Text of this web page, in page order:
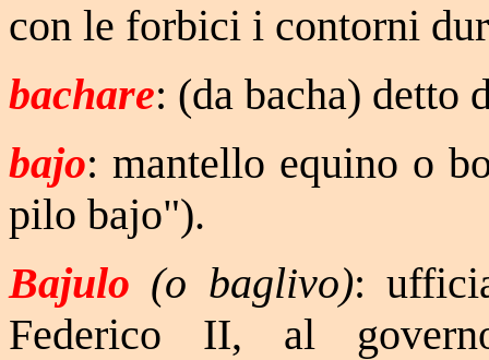
con le forbici i contorni
bachare: (da bacha) detto
bajo: mantello equino o
pilo bajo").
Bajulo (o baglivo):
Federico II, al